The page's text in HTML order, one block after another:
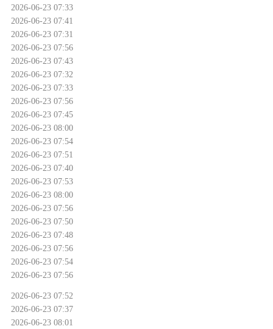
2026-06-23 07:33
2026-06-23 07:41
2026-06-23 07:31
2026-06-23 07:56
2026-06-23 07:43
2026-06-23 07:32
2026-06-23 07:33
2026-06-23 07:56
2026-06-23 07:45
2026-06-23 08:00
2026-06-23 07:54
2026-06-23 07:51
2026-06-23 07:40
2026-06-23 07:53
2026-06-23 08:00
2026-06-23 07:56
2026-06-23 07:50
2026-06-23 07:48
2026-06-23 07:56
2026-06-23 07:54
2026-06-23 07:56
2026-06-23 07:52
2026-06-23 07:37
2026-06-23 08:01